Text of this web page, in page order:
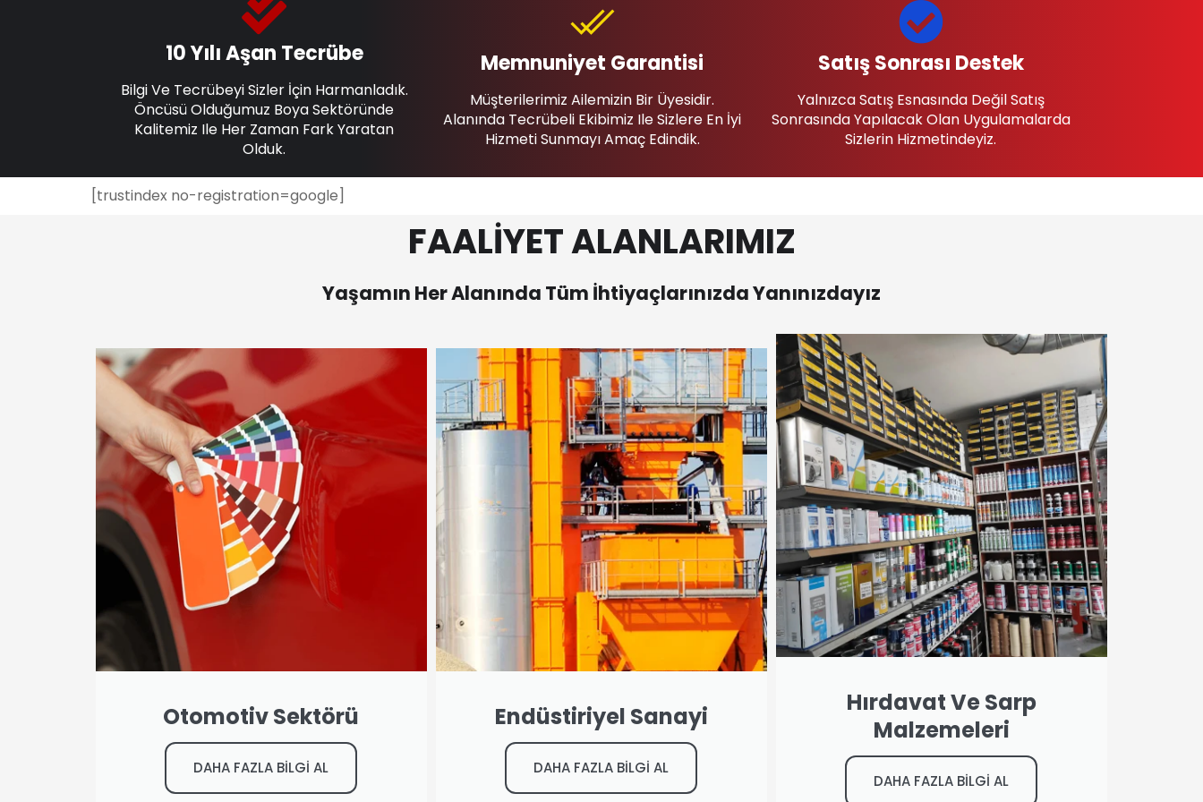
10 Yılı Aşan Tecrübe
Bilgi Ve Tecrübeyi Sizler İçin Harmanladık.
Öncüsü Olduğumuz Boya Sektöründe
Kalitemiz Ile Her Zaman Fark Yaratan
Olduk.
Memnuniyet Garantisi
Müşterilerimiz Ailemizin Bir Üyesidir.
Alanında Tecrübeli Ekibimiz Ile Sizlere En İyi
Hizmeti Sunmayı Amaç Edindik.
Satış Sonrası Destek
Yalnızca Satış Esnasında Değil Satış
Sonrasında Yapılacak Olan Uygulamalarda
Sizlerin Hizmetindeyiz.
[trustindex no-registration=google]
FAALİYET ALANLARIMIZ
Yaşamın Her Alanında Tüm İhtiyaçlarınızda Yanınızdayız
Otomotiv Sektörü
DAHA FAZLA BİLGİ AL
Endüstiriyel Sanayi
DAHA FAZLA BİLGİ AL
Hırdavat Ve Sarp
Malzemeleri
DAHA FAZLA BİLGİ AL